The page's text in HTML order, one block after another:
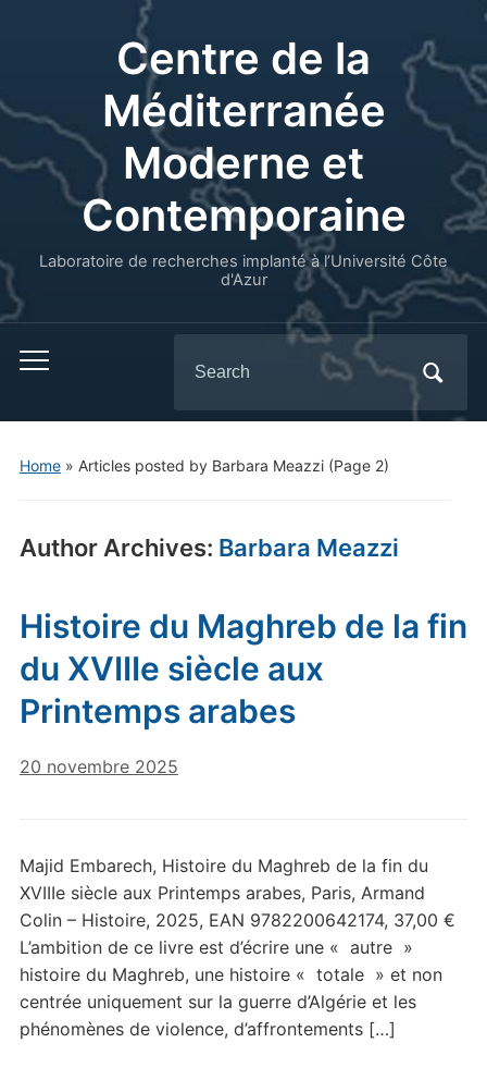
Centre de la
Méditerranée
Moderne et
Contemporaine
Laboratoire de recherches implanté à l’Université Côte
d'Azur
for:
Home» Articles posted by Barbara Meazzi(Page 2)
Author Archives: Barbara Meazzi
Histoire du Maghreb de la fin
du XVIIIe siècle aux
Printemps arabes
20 novembre 2025
Majid Embarech, Histoire du Maghreb de la fin du
XVIIIe siècle aux Printemps arabes, Paris, Armand
Colin – Histoire, 2025, EAN 9782200642174, 37,00 €
L’ambition de ce livre est d’écrire une « autre »
histoire du Maghreb, une histoire « totale » et non
centrée uniquement sur la guerre d’Algérie et les
phénomènes de violence, d’affrontements […]